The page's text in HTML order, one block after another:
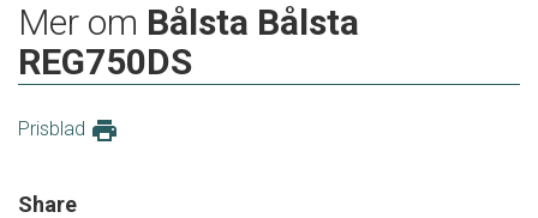
Mer om Bålsta Bålsta
REG750DS
Prisblad print
Share